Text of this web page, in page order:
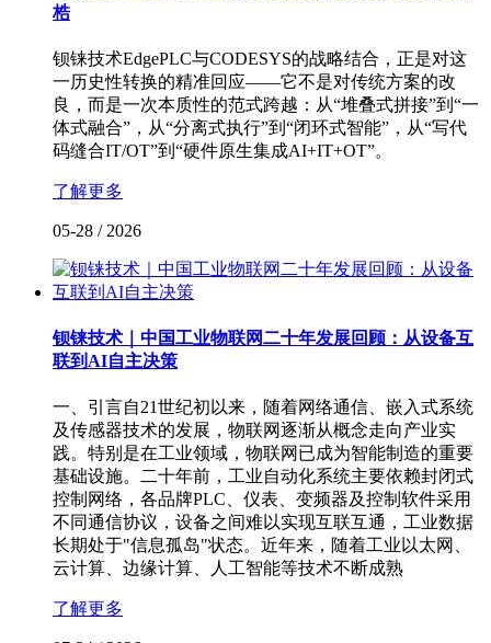
梏
钡铼技术EdgePLC与CODESYS的战略结合，正是对这
一历史性转换的精准回应——它不是对传统方案的改
良，而是一次本质性的范式跨越：从“堆叠式拼接”到“一
体式融合”，从“分离式执行”到“闭环式智能”，从“写代
码缝合IT/OT”到“硬件原生集成AI+IT+OT”。
了解更多
05-28 / 2026
钡铼技术｜中国工业物联网二十年发展回顾：从设备互
联到AI自主决策
一、引言自21世纪初以来，随着网络通信、嵌入式系统
及传感器技术的发展，物联网逐渐从概念走向产业实
践。特别是在工业领域，物联网已成为智能制造的重要
基础设施。二十年前，工业自动化系统主要依赖封闭式
控制网络，各品牌PLC、仪表、变频器及控制软件采用
不同通信协议，设备之间难以实现互联互通，工业数据
长期处于"信息孤岛"状态。近年来，随着工业以太网、
云计算、边缘计算、人工智能等技术不断成熟
了解更多